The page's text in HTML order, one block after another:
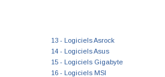
13 - Logiciels Asrock
14 - Logiciels Asus
15 - Logiciels Gigabyte
16 - Logiciels MSI